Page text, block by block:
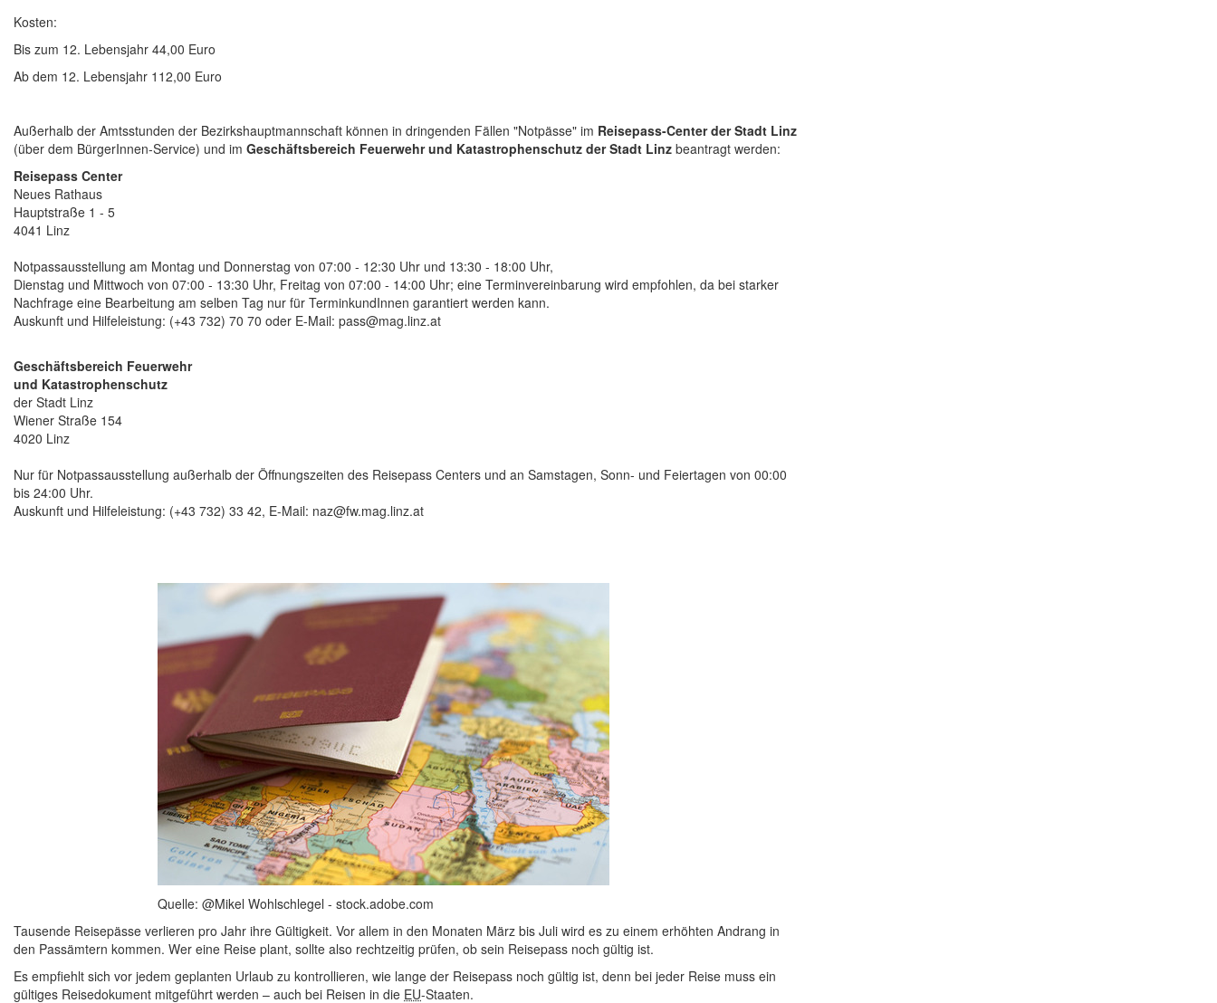
Kosten:
Bis zum 12. Lebensjahr 44,00 Euro
Ab dem 12. Lebensjahr 112,00 Euro
Außerhalb der Amtsstunden der Bezirkshauptmannschaft können in dringenden Fällen "Notpässe" im Reisepass-Center der Stadt Linz
(über dem BürgerInnen-Service) und im Geschäftsbereich Feuerwehr und Katastrophenschutz der Stadt Linz beantragt werden:
Reisepass Center
Neues Rathaus
Hauptstraße 1 - 5
4041 Linz
Notpassausstellung am Montag und Donnerstag von 07:00 - 12:30 Uhr und 13:30 - 18:00 Uhr,
Dienstag und Mittwoch von 07:00 - 13:30 Uhr, Freitag von 07:00 - 14:00 Uhr; eine Terminvereinbarung wird empfohlen, da bei starker
Nachfrage eine Bearbeitung am selben Tag nur für TerminkundInnen garantiert werden kann.
Auskunft und Hilfeleistung: (+43 732) 70 70 oder E-Mail: pass@mag.linz.at
Geschäftsbereich Feuerwehr
und Katastrophenschutz
der Stadt Linz
Wiener Straße 154
4020 Linz
Nur für Notpassausstellung außerhalb der Öffnungszeiten des Reisepass Centers und an Samstagen, Sonn- und Feiertagen von 00:00
bis 24:00 Uhr.
Auskunft und Hilfeleistung: (+43 732) 33 42, E-Mail: naz@fw.mag.linz.at
Quelle: @Mikel Wohlschlegel - stock.adobe.com
Tausende Reisepässe verlieren pro Jahr ihre Gültigkeit. Vor allem in den Monaten März bis Juli wird es zu einem erhöhten Andrang in
den Passämtern kommen. Wer eine Reise plant, sollte also rechtzeitig prüfen, ob sein Reisepass noch gültig ist.
Es empfiehlt sich vor jedem geplanten Urlaub zu kontrollieren, wie lange der Reisepass noch gültig ist, denn bei jeder Reise muss ein
gültiges Reisedokument mitgeführt werden – auch bei Reisen in die EU-Staaten.